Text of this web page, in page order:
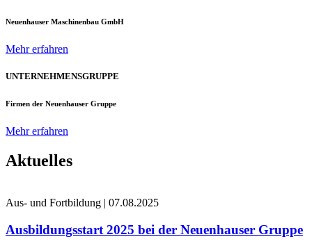
Neuenhauser Maschinenbau GmbH
Mehr erfahren
UNTERNEHMENSGRUPPE
Firmen der Neuenhauser Gruppe
Mehr erfahren
Aktuelles
Aus- und Fortbildung | 07.08.2025
Ausbildungsstart 2025 bei der Neuenhauser Gruppe